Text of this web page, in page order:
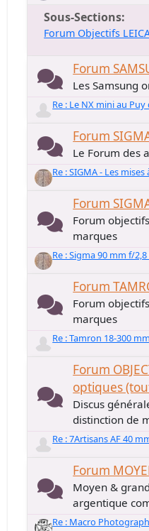
Sous-Sections
Forum Objectifs
Forum
Les Samsung
Re : Le NX mini au Puy
Forum
Le Forum des
Re : SIGMA - Les mises
Forum
Forum
marques
Re : Sigma 90 mm f/2,8
Forum
Forum
marques
Re : Tamron 18-300
Forum
optiques
Discus
distinction de
Re : 7Artisans AF 40
Forum
Moyen &
argentique
Re : Macro